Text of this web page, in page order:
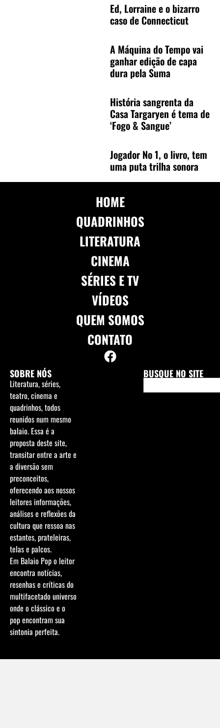
Ed, Lorraine e o bizarro
caso de Connecticut
A Máquina do Tempo vai
ganhar edição de capa
dura pela Suma
História sangrenta da
Casa Targaryen é tema de
‘Fogo & Sangue’
Jogador No 1, o livro, tem
uma puta trilha sonora
HOME
QUADRINHOS
LITERATURA
CINEMA
SÉRIES E TV
VÍDEOS
QUEM SOMOS
CONTATO
SOBRE NÓS
Literatura, séries,
teatro, cinema e
quadrinhos, todos
reunidos num mesmo
balaio. Essa é a
proposta deste site,
transitar entre a arte e
a diversão sem
preconceitos,
oferecendo aos nossos
leitores informações,
análises e reflexões da
cultura que ressoa nas
estantes, prateleiras,
telas e palcos.
Em Balaio Pop o leitor
encontra notícias,
resenhas e críticas do
multifacetado universo
onde o clássico e o
pop encontram sua
sintonia perfeita.
BUSQUE NO SITE